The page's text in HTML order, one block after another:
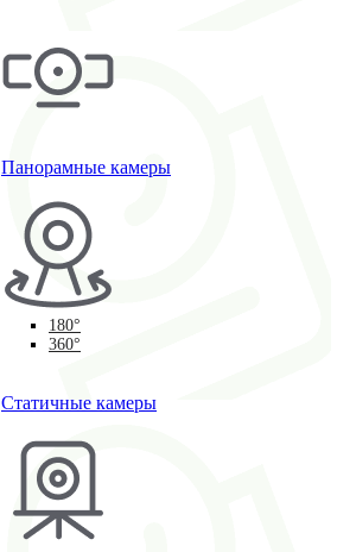
Панорамные камеры
180°
360°
Статичные камеры